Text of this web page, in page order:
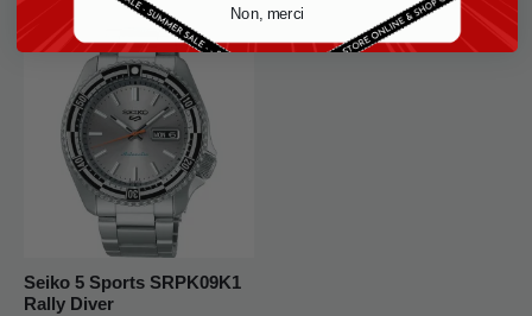
Seiko 5 Sports SRPK09K1
Rally Diver
Non, merci